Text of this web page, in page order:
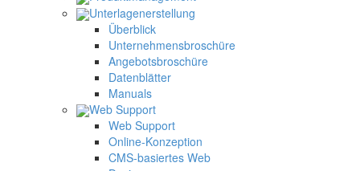
Unterlagenerstellung
Überblick
Unternehmensbroschüre
Angebotsbroschüre
Datenblätter
Manuals
Web Support
Web Support
Online-Konzeption
CMS-basiertes Web